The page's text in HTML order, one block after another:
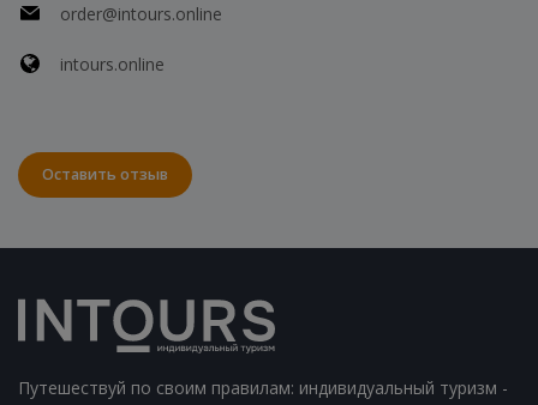
order@intours.online
intours.online
Оставить отзыв
Путешествуй по своим правилам: индивидуальный туризм -